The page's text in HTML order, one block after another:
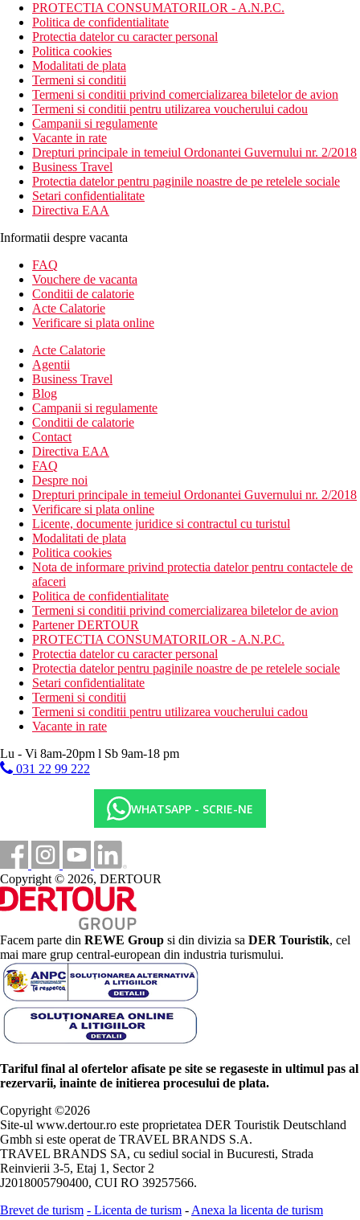
PROTECTIA CONSUMATORILOR - A.N.P.C.
Politica de confidentialitate
Protectia datelor cu caracter personal
Politica cookies
Modalitati de plata
Termeni si conditii
Termeni si conditii privind comercializarea biletelor de avion
Termeni si conditii pentru utilizarea voucherului cadou
Campanii si regulamente
Vacante in rate
Drepturi principale in temeiul Ordonantei Guvernului nr. 2/2018
Business Travel
Protectia datelor pentru paginile noastre de pe retelele sociale
Setari confidentialitate
Directiva EAA
Informatii despre vacanta
FAQ
Vouchere de vacanta
Conditii de calatorie
Acte Calatorie
Verificare si plata online
Acte Calatorie
Agentii
Business Travel
Blog
Campanii si regulamente
Conditii de calatorie
Contact
Directiva EAA
FAQ
Despre noi
Drepturi principale in temeiul Ordonantei Guvernului nr. 2/2018
Verificare si plata online
Licente, documente juridice si contractul cu turistul
Modalitati de plata
Politica cookies
Nota de informare privind protectia datelor pentru contactele de
afaceri
Politica de confidentialitate
Termeni si conditii privind comercializarea biletelor de avion
Partener DERTOUR
PROTECTIA CONSUMATORILOR - A.N.P.C.
Protectia datelor cu caracter personal
Protectia datelor pentru paginile noastre de pe retelele sociale
Setari confidentialitate
Termeni si conditii
Termeni si conditii pentru utilizarea voucherului cadou
Vacante in rate
Lu - Vi 8am-20pm l Sb 9am-18 pm
031 22 99 222
WHATSAPP - SCRIE-NE
Copyright © 2026, DERTOUR
Facem parte din REWE Group si din divizia sa DER Touristik, cel
mai mare grup central-european din industria turismului.
Tariful final al ofertelor afisate pe site se regaseste in ultimul pas al
rezervarii, inainte de initierea procesului de plata.
Copyright ©2026
Site-ul www.dertour.ro este proprietatea DER Touristik Deutschland
Gmbh si este operat de TRAVEL BRANDS S.A.
TRAVEL BRANDS SA, cu sediul social in Bucuresti, Strada
Reinvierii 3-5, Etaj 1, Sector 2
J2018005790400, CUI RO 39257566.
Brevet de turism - Licenta de turism - Anexa la licenta de turism